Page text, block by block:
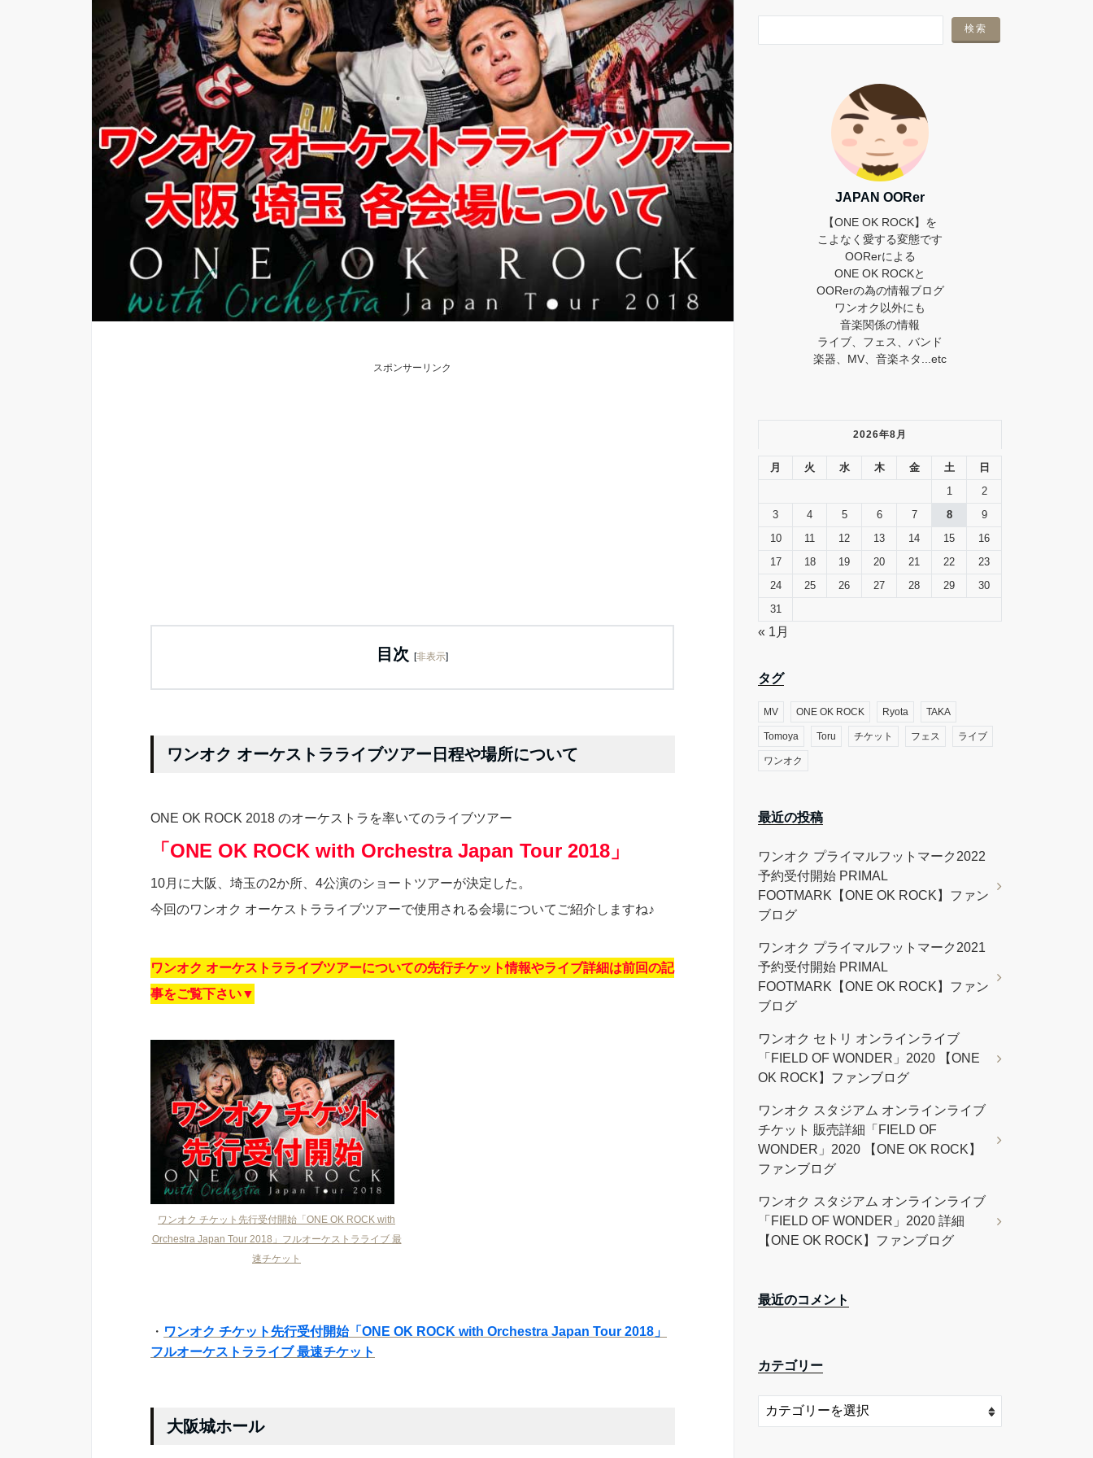
スポンサーリンク
目次 [非表示]
ワンオク オーケストラライブツアー日程や場所について
ONE OK ROCK 2018 のオーケストラを率いてのライブツアー
「ONE OK ROCK with Orchestra Japan Tour 2018」
10月に大阪、埼玉の2か所、4公演のショートツアーが決定した。
今回のワンオク オーケストラライブツアーで使用される会場についてご紹介しますね♪
ワンオク オーケストラライブツアーについての先行チケット情報やライブ詳細は前回の記
事をご覧下さい▼
ワンオク チケット先行受付開始「ONE OK ROCK with
Orchestra Japan Tour 2018」フルオーケストラライブ 最
速チケット
・ ワンオク チケット先行受付開始「ONE OK ROCK with Orchestra Japan Tour 2018」
フルオーケストラライブ 最速チケット
大阪城ホール
JAPAN OORer
【ONE OK ROCK】を
こよなく愛する変態です
OORerによる
ONE OK ROCKと
OORerの為の情報ブログ
ワンオク以外にも
音楽関係の情報
ライブ、フェス、バンド
楽器、MV、音楽ネタ...etc
2026年8月
月 火 水 木 金 土
日
1
2
3
4 5 6 7 8
9
10
11 12 13 14 15
16
17
18 19 20 21 22
23
24
25 26 27 28 29
30
31
« 1月
タグ
MV ONE OK ROCK Ryota TAKA
Tomoya Toru チケット フェス ライブ
ワンオク
最近の投稿
ワンオク プライマルフットマーク2022
予約受付開始 PRIMAL
FOOTMARK【ONE OK ROCK】ファン
ブログ
ワンオク プライマルフットマーク2021
予約受付開始 PRIMAL
FOOTMARK【ONE OK ROCK】ファン
ブログ
ワンオク セトリ オンラインライブ
「FIELD OF WONDER」2020 【ONE
OK ROCK】ファンブログ
ワンオク スタジアム オンラインライブ
チケット 販売詳細「FIELD OF
WONDER」2020 【ONE OK ROCK】
ファンブログ
ワンオク スタジアム オンラインライブ
「FIELD OF WONDER」2020 詳細
【ONE OK ROCK】ファンブログ
最近のコメント
カテゴリー